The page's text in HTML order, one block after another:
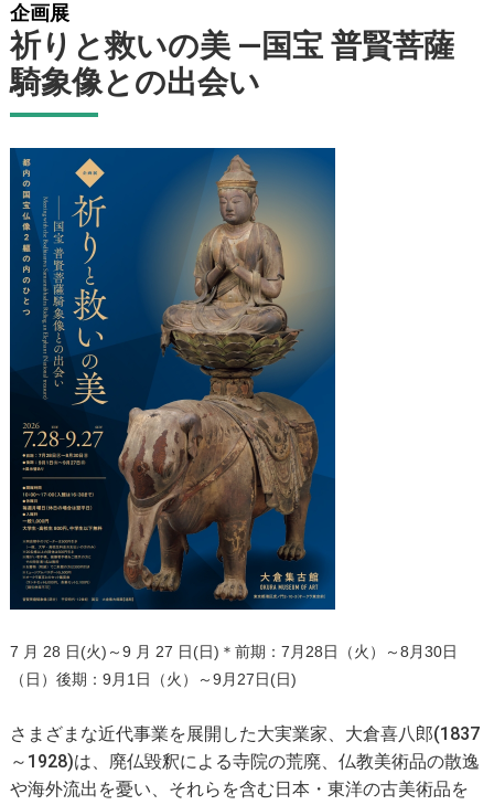
企画展
祈りと救いの美 ―国宝 普賢菩薩
騎象像との出会い
7 月 28 日(火)～9 月 27 日(日)＊前期：7月28日（火）～8月30日
（ 日 ）後期：9月1日（火 ）～9月27日(日)
さまざまな近代事業を展開した大実業家、大倉喜八郎(1837
～1928)は、廃仏毀釈による寺院の荒廃、仏教美術品の散逸
や海外流出を憂い、それらを含む日本・東洋の古美術品を
担
当
担
当
担
当
担
当